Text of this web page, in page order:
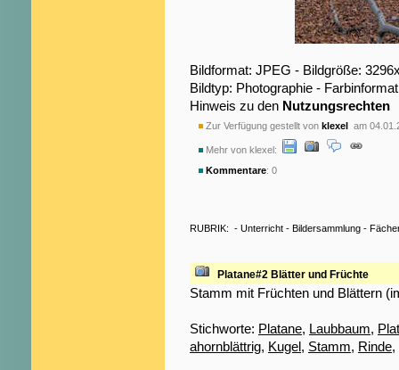
Bildformat: JPEG - Bildgröße:
Bildtyp: Photographie -
Hinweis zu den Nutzungsrechten
Zur Verfügung gestellt von klexel am
Mehr von klexel:
Kommentare: 0
RUBRIK: - Unterricht - Bildersammlung -
Platane#2 Blätter und Früchte
Stamm mit Früchten und Blättern
Stichworte: Platane, Laubbaum,
ahornblättrig, Kugel, Stamm, Rinde,